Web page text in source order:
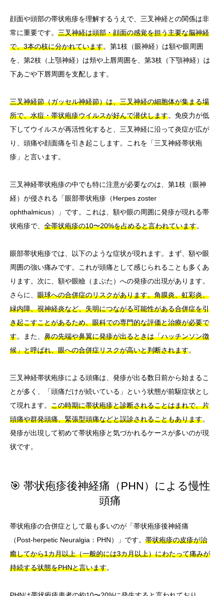
顔面や頭部の帯状疱疹を理解するうえで、三叉神経との関係は非
常に重要です。 三叉神経は頭部・顔面の感覚を担う主要な脳神経
で、3本の枝に分かれています。第1枝（眼神経）は額や眼周囲
を、第2枝（上顎神経）は頬や上唇周囲を、第3枝（下顎神経）は
下あごや下唇周囲を支配します。
三叉神経節（ガッセル神経節）は、三叉神経の細胞体が集まる場
所で、水痘・帯状疱疹ウイルスが好んで潜伏します。免疫力が低
下してウイルスが再活性化すると、三叉神経に沿って炎症が広が
り、頭痛や顔面痛を引き起こします。これを「三叉神経帯状疱
疹」と言います。
三叉神経帯状疱疹の中でも特に注意が必要なのは、第1枝（眼神
経）が侵される「眼部帯状疱疹（Herpes zoster
ophthalmicus）」です。これは、額や眼の周囲に発疹が現れる帯
状疱疹で、 全帯状疱疹の10〜20%を占めると言われています。
眼部帯状疱疹では、以下のような症状が現れます。まず、額や眼
周囲の強い痛みです。これが頭痛として感じられることも多くあ
ります。次に、額や眼瞼（まぶた）への発疹の出現があります。
さらに、 眼球への合併症のリスクがあります。角膜炎、虹彩炎、
緑内障、視神経炎など、失明につながる可能性がある合併症を引
き起こすことがあるため、眼科での専門的な評価と治療が必要で
す。また、 鼻の先端や鼻翼に発疹が出るときは「ハッチンソン徴
候」と呼ばれ、眼への合併症リスクが高いと判断されます。
三叉神経帯状疱疹による頭痛は、発疹が出る数日前から始まるこ
とが多く、「頭痛だけが続いている」という状態が前駆症状とし
て現れます。 この時期に帯状疱疹と診断されることはまれで、片
頭痛や群発頭痛、緊張型頭痛などと誤診されることもあります。
発疹が出現して初めて帯状疱疹と気づかれるケースが多いのが現
状です。
🎯 帯状疱疹後神経痛（PHN）による慢性
頭痛
帯状疱疹の合併症として最も多いのが「帯状疱疹後神経痛
（Post-herpetic Neuralgia：PHN）」です。 帯状疱疹の皮疹が治
癒してから1カ月以上（一般的には3カ月以上）にわたって痛みが
持続する状態をPHNと言います。